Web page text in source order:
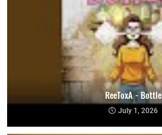
ReeToxA - Bottle
July 1, 2026